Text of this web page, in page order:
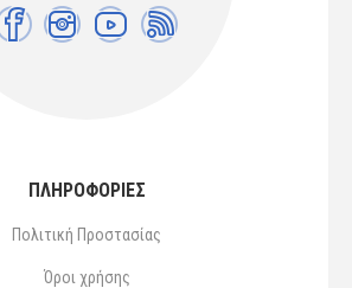
ΠΛΗΡΟΦΟΡΙΕΣ
Πολιτική Προστασίας
Όροι χρήσης